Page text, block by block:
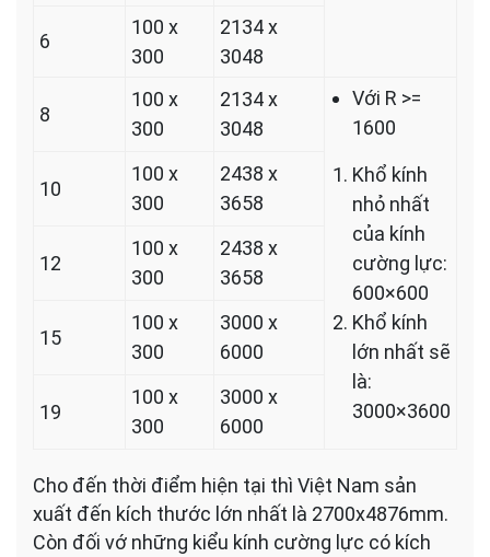
6
100 x
300
2134 x
3048
8
100 x
300
2134 x
3048
Với R >=
1600
Khổ kính
nhỏ nhất
của kính
cường lực:
600×600
Khổ kính
lớn nhất sẽ
là:
3000×3600
10
100 x
300
2438 x
3658
12
100 x
300
2438 x
3658
15
100 x
300
3000 x
6000
19
100 x
300
3000 x
6000
Cho đến thời điểm hiện tại thì Việt Nam sản
xuất đến kích thước lớn nhất là 2700x4876mm.
Còn đối vớ những kiểu kính cường lực có kích